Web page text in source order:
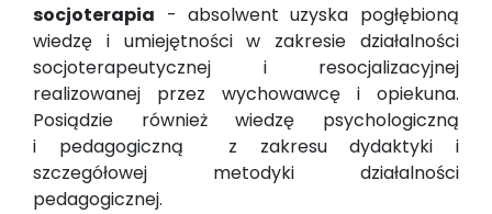
socjoterapia - absolwent uzyska pogłębioną
wiedzę i umiejętności w zakresie działalności
socjoterapeutycznej i resocjalizacyjnej
realizowanej przez wychowawcę i opiekuna.
Posiądzie również wiedzę psychologiczną
i pedagogiczną z zakresu dydaktyki i
szczegółowej metodyki działalności
pedagogicznej.